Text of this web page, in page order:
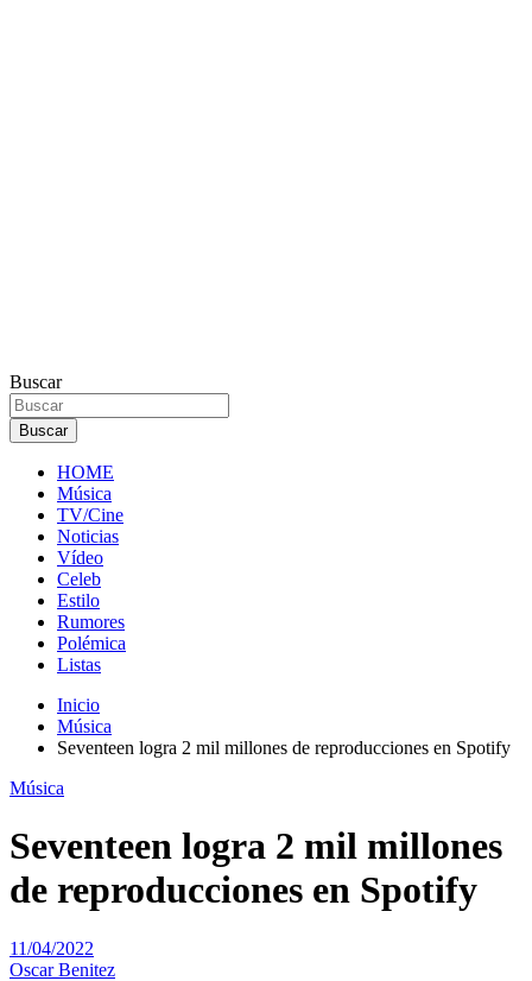
Buscar
Buscar
HOME
Música
TV/Cine
Noticias
Vídeo
Celeb
Estilo
Rumores
Polémica
Listas
Inicio
Música
Seventeen logra 2 mil millones de reproducciones en Spotify
Música
Seventeen logra 2 mil millones
de reproducciones en Spotify
11/04/2022
Oscar Benitez